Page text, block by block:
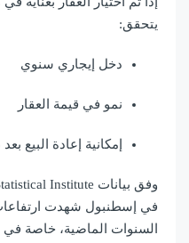
يتحقق:
دخل إيجاري سنوي
نمو في قيمة العقار
إمكانية إعادة البيع بعد 3 سنوات بسعر أعلى
وفق بيانات Institute
في إسطنبول شهدت
السنوات الماضية، خاصة في